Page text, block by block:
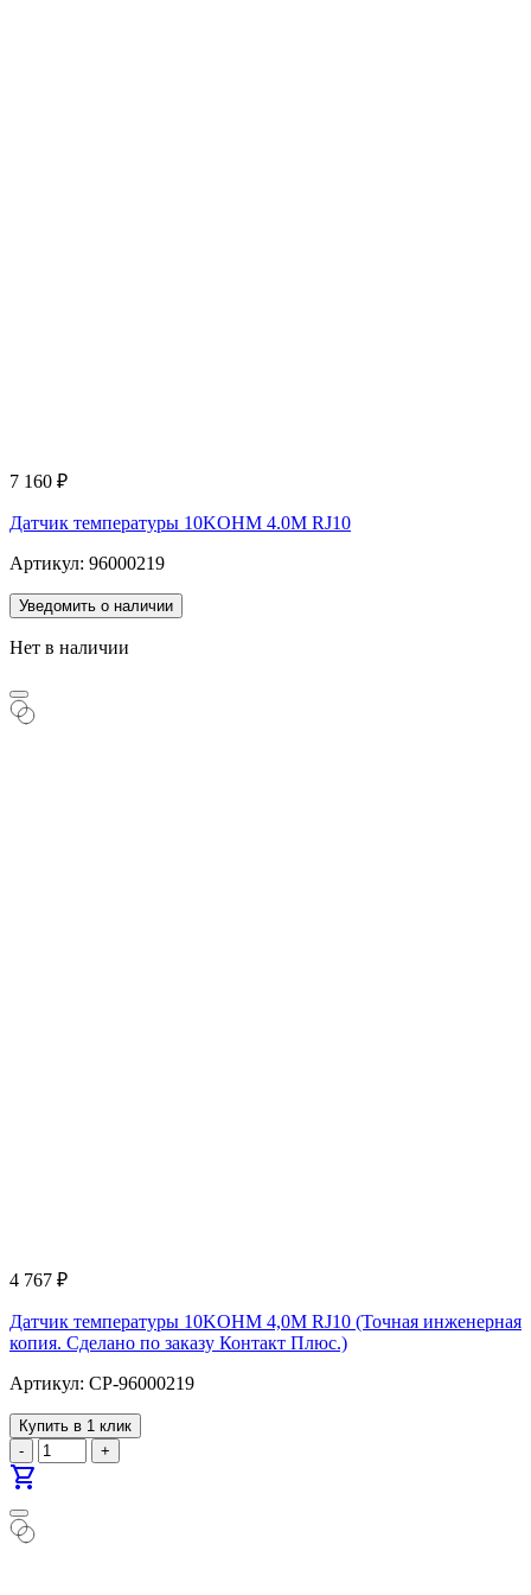
7 160 ₽
Датчик температуры 10KOHM 4.0M RJ10
Артикул: 96000219
Уведомить о наличии
Нет в наличии
4 767 ₽
Датчик температуры 10KOHM 4,0M RJ10 (Точная инженерная
копия. Cделано по заказу Контакт Плюс.)
Артикул: CP-96000219
Купить в 1 клик
-
+
shopping_cart